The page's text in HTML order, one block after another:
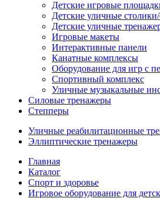
Детские игровые
Детские уличные
Детские уличные
Игровые макеты
Интерактивные панели
Канатные комплексы
Оборудование для игр с
Спортивный комплекс
Уличные музыкальные
Силовые тренажеры
Степперы
Уличные реабилитационные
Эллиптические тренажеры
Главная
Каталог
Спорт и здоровье
Игровое оборудование для